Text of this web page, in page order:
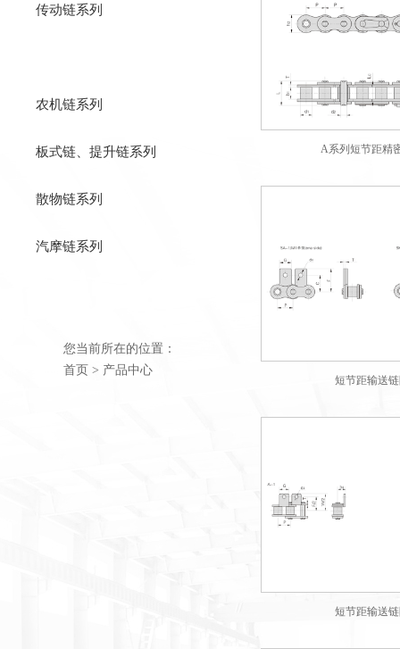
传动链系列
农机链系列
板式链、提升链系列
散物链系列
汽摩链系列
您当前所在的位置：
首页 > 产品中心
A系列短节距精
短节距输送
短节距输送